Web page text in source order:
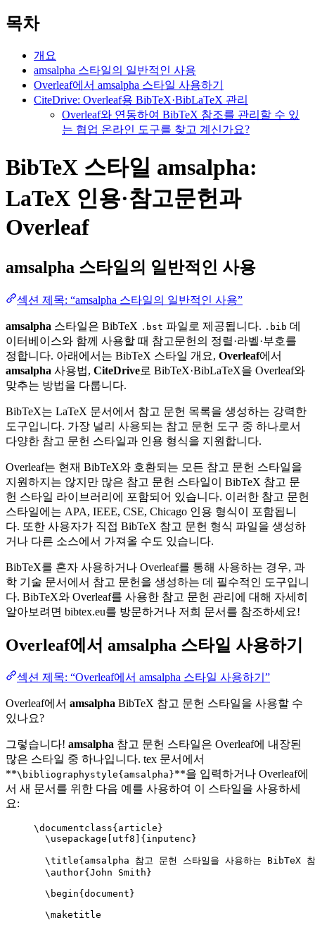
목차
개요
amsalpha 스타일의 일반적인 사용
Overleaf에서 amsalpha 스타일 사용하기
CiteDrive: Overleaf용 BibTeX·BibLaTeX 관리
Overleaf와 연동하여 BibTeX 참조를 관리할 수 있
는 협업 온라인 도구를 찾고 계신가요?
BibTeX 스타일 amsalpha:
LaTeX 인용·참고문헌과
Overleaf
amsalpha 스타일의 일반적인 사용
섹션 제목: “amsalpha 스타일의 일반적인 사용”
amsalpha 스타일은 BibTeX .bst 파일로 제공됩니다. .bib 데
이터베이스와 함께 사용할 때 참고문헌의 정렬·라벨·부호를
정합니다. 아래에서는 BibTeX 스타일 개요, Overleaf에서
amsalpha 사용법, CiteDrive로 BibTeX·BibLaTeX을 Overleaf와
맞추는 방법을 다룹니다.
BibTeX는 LaTeX 문서에서 참고 문헌 목록을 생성하는 강력한
도구입니다. 가장 널리 사용되는 참고 문헌 도구 중 하나로서
다양한 참고 문헌 스타일과 인용 형식을 지원합니다.
Overleaf는 현재 BibTeX와 호환되는 모든 참고 문헌 스타일을
지원하지는 않지만 많은 참고 문헌 스타일이 BibTeX 참고 문
헌 스타일 라이브러리에 포함되어 있습니다. 이러한 참고 문헌
스타일에는 APA, IEEE, CSE, Chicago 인용 형식이 포함됩니
다. 또한 사용자가 직접 BibTeX 참고 문헌 형식 파일을 생성하
거나 다른 소스에서 가져올 수도 있습니다.
BibTeX를 혼자 사용하거나 Overleaf를 통해 사용하는 경우, 과
학 기술 문서에서 참고 문헌을 생성하는 데 필수적인 도구입니
다. BibTeX와 Overleaf를 사용한 참고 문헌 관리에 대해 자세히
알아보려면 bibtex.eu를 방문하거나 저희 문서를 참조하세요!
Overleaf에서 amsalpha 스타일 사용하기
섹션 제목: “Overleaf에서 amsalpha 스타일 사용하기”
Overleaf에서 amsalpha BibTeX 참고 문헌 스타일을 사용할 수
있나요?
그렇습니다! amsalpha 참고 문헌 스타일은 Overleaf에 내장된
많은 스타일 중 하나입니다. tex 문서에서
**\bibliographystyle{amsalpha}**을 입력하거나 Overleaf에
서 새 문서를 위한 다음 예를 사용하여 이 스타일을 사용하세
요:
\documentclass{ article }
\usepackage
utf8 ]{ inputenc }
\title{amsalpha 참고 문헌 스타일을 사용하는 BibTeX
\author{John Smith}
\begin{ document }
\maketitle